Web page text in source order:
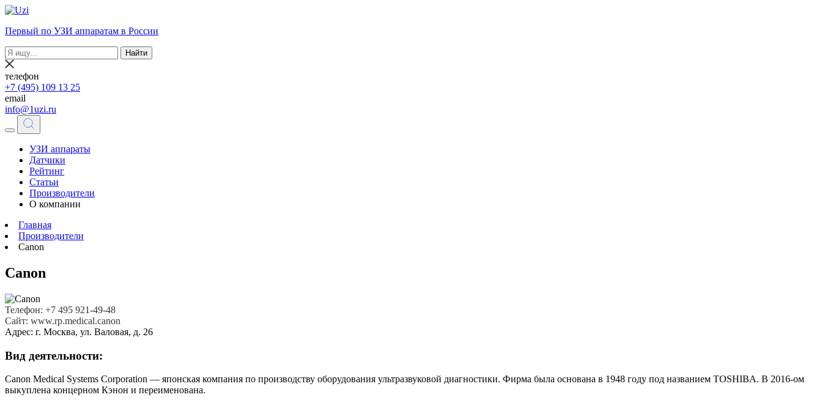
Первый по УЗИ аппаратам в России
Найти
телефон
+7 (495) 109 13 25
email
info@1uzi.ru
УЗИ аппараты
Датчики
Рейтинг
Статьи
Производители
О компании
Главная
Производители
Canon
Canon
Телефон: +7 495 921-49-48
Сайт: www.rp.medical.canon
Адрес: г. Москва, ул. Валовая, д. 26
Вид деятельности:
Canon Medical Systems Corporation — японская компания по производству оборудования ультразвуковой диагностики. Фирма была основана в 1948 году под названием TOSHIBA. В 2016-ом
выкуплена концерном Кэнон и переименована.